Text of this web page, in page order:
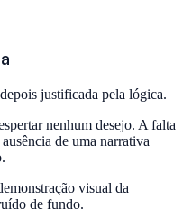
justificada pela lógica.
nenhum desejo. A falta
de uma narrativa
visual da
de fundo.